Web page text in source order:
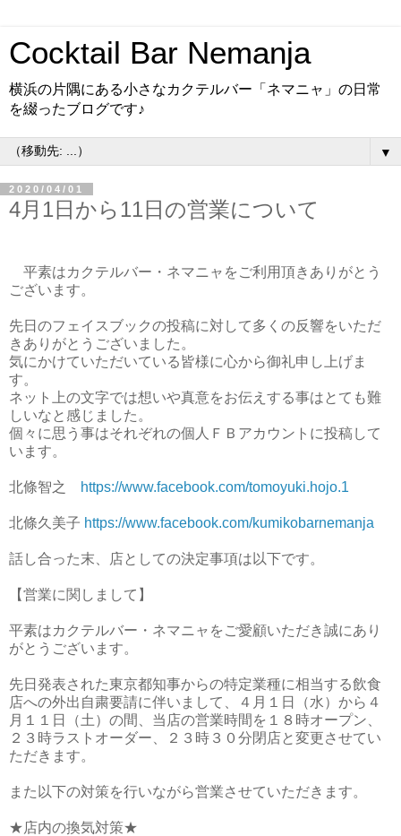
Cocktail Bar Nemanja
横浜の片隅にある小さなカクテルバー「ネマニャ」の日常
を綴ったブログです♪
▼
2020/04/01
4月1日から11日の営業について
平素はカクテルバー・ネマニャをご利用頂きありがとう
ございます。
先日のフェイスブックの投稿に対して多くの反響をいただ
きありがとうございました。
気にかけていただいている皆様に心から御礼申し上げま
す。
ネット上の文字では想いや真意をお伝えする事はとても難
しいなと感じました。
個々に思う事はそれぞれの個人ＦＢアカウントに投稿して
います。
北條智之 https://www.facebook.com/tomoyuki.hojo.1
北條久美子 https://www.facebook.com/kumikobarnemanja
話し合った末、店としての決定事項は以下です。
【営業に関しまして】
平素はカクテルバー・ネマニャをご愛顧いただき誠にあり
がとうございます。
先日発表された東京都知事からの特定業種に相当する飲食
店への外出自粛要請に伴いまして、４月１日（水）から４
月１１日（土）の間、当店の営業時間を１８時オープン、
２３時ラストオーダー、２３時３０分閉店と変更させてい
ただきます。
また以下の対策を行いながら営業させていただきます。
★店内の換気対策★